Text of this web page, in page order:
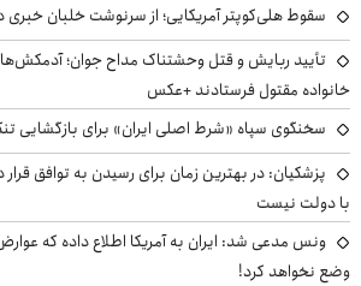
سقوط هلی‌کوپتر آمریکایی؛ از سرنوشت خلبان
تأیید ربایش و قتل وحشتناک مداح جوان؛ آدمکش‌ها
خانواده مقتول فرستادند +عکس
سخنگوی سپاه «شرط اصلی ایران» برای بازگشایی
پزشکیان‌: در بهترین زمان برای رسیدن به توافق
با دولت نیست
ونس مدعی شد: ایران به آمریکا اطلاع داده که
وضع نخواهد کرد!